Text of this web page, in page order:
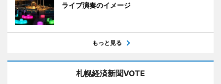
ライブ演奏のイメージ
もっと見る
札幌経済新聞VOTE